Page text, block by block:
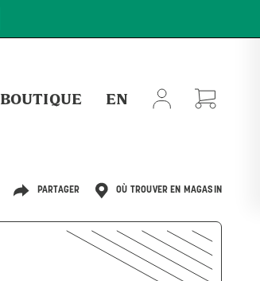
BOUTIQUE EN
PARTAGER OÙ TROUVER EN MAGASIN